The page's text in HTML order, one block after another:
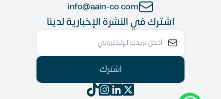
اشترك في النشرة الإخبارية لدينا
اشترك
info@aain-co.com